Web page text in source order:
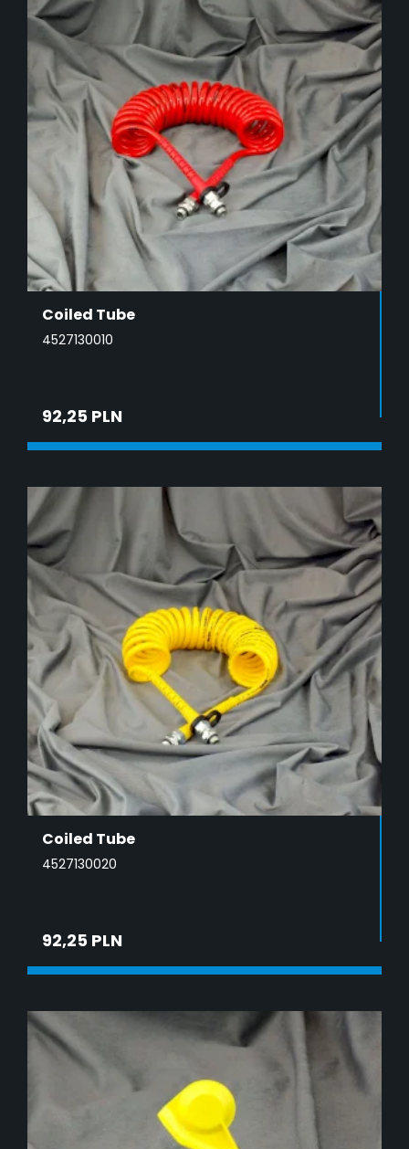
Coiled Tube
4527130010
92,25 PLN
Coiled Tube
4527130020
92,25 PLN